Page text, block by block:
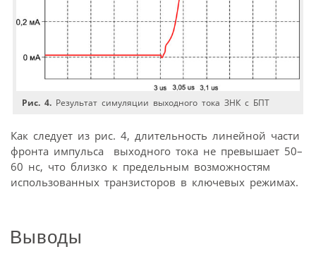
Рис. 4. Результат симуляции выходного тока ЗНК с БПТ
Как следует из рис. 4, длительность линейной части
фронта импульса выходного тока не превышает 50–
60 нс, что близко к предельным возможностям
использованных транзисторов в ключевых режимах.
Выводы